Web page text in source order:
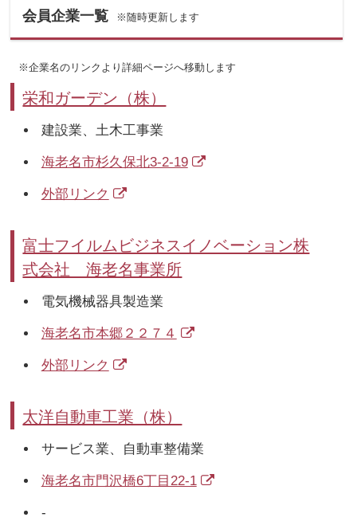
会員企業一覧 ※随時更新します
※企業名のリンクより詳細ページへ移動します
栄和ガーデン（株）
建設業、土木工事業
海老名市杉久保北3-2-19
外部リンク
富士フイルムビジネスイノベーション株
式会社 海老名事業所
電気機械器具製造業
海老名市本郷２２７４
外部リンク
太洋自動車工業（株）
サービス業、自動車整備業
海老名市門沢橋6丁目22-1
-